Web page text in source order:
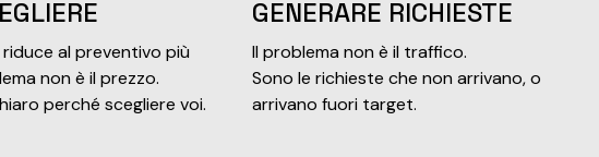
riduce al preventivo più
non è il prezzo.
perché scegliere voi.
GENERARE RICHIESTE
Il problema non è il traffico.
Sono le richieste che non arrivano, o
arrivano fuori target.